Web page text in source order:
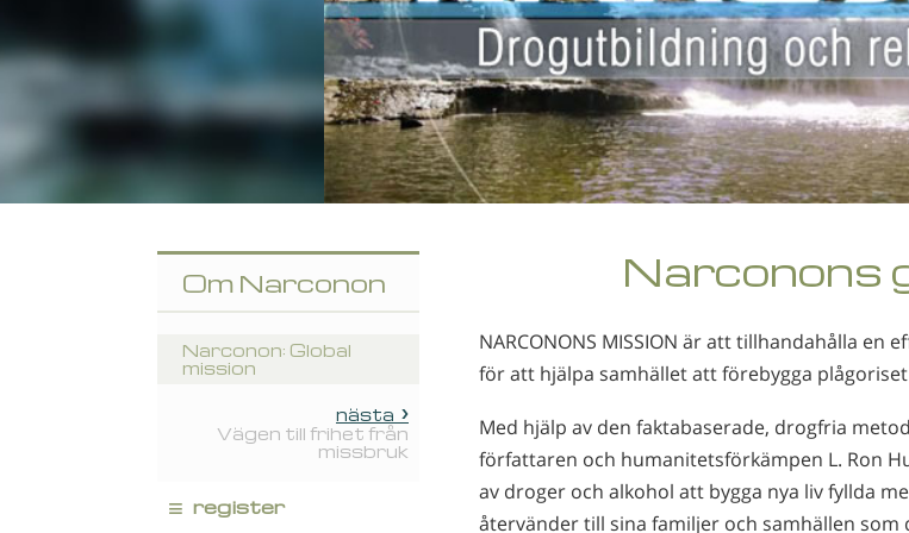
Narconons
NARCONONS MISSION är att tillhandahålla
för att hjälpa samhället att förebygga
Med hjälp av den faktabaserade, drogfria
författaren och humanitetsförkämpen L. Ron
av droger och alkohol att bygga nya liv fyllda
återvänder till sina familjer och samhällen
Om Narconon
Narconon: Global
mission
nästa
Vägen till frihet från
missbruk
≡ register